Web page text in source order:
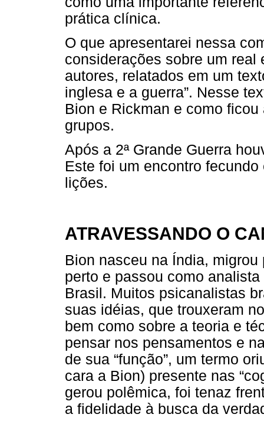
prática clínica.
O que apresentarei nessa
considerações sobre um real
autores, relatados em um
inglesa e a guerra”. Nesse
Bion e Rickman e como
grupos.
Após a 2ª Grande Guerra
Este foi um encontro
lições.
ATRAVESSANDO O
Bion nasceu na Índia,
perto e passou como
Brasil. Muitos psicanalistas
suas idéias, que trouxeram
bem como sobre a teoria e
pensar nos pensamentos e
de sua “função”, um termo
cara a Bion) presente nas
gerou polêmica, foi tenaz
a fidelidade à busca da